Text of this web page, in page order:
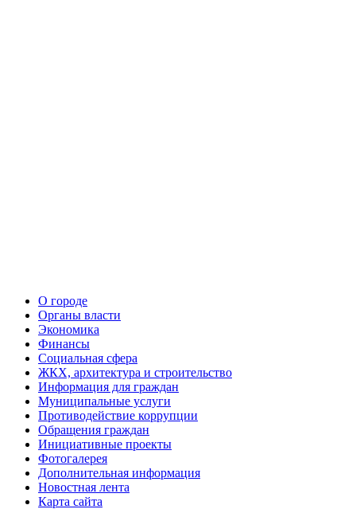
О городе
Органы власти
Экономика
Финансы
Социальная сфера
ЖКХ, архитектура и строительство
Информация для граждан
Муниципальные услуги
Противодействие коррупции
Обращения граждан
Инициативные проекты
Фотогалерея
Дополнительная информация
Новостная лента
Карта сайта